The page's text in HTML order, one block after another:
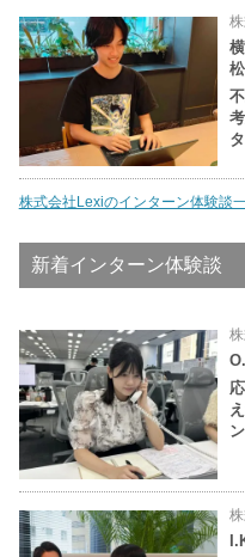
株式会社Lexiのインターン体験談
新着インターン体験談